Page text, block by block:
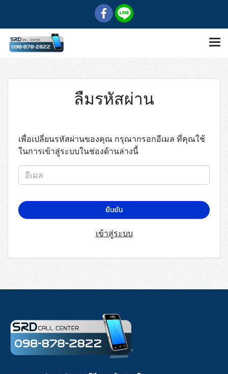
ลืมรหัสผ่าน
เพื่อเปลี่ยนรหัสผ่านของคุณ กรุณากรอกอีเมล ที่คุณใช้
ในการเข้าสู่ระบบในช่องด้านล่างนี้
ยืนยัน
เข้าสู่ระบบ